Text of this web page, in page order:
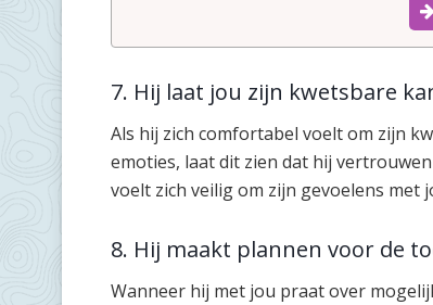
7. Hij laat jou zijn kwetsbare
Als hij zich comfortabel voelt om zijn
emoties, laat dit zien dat hij
voelt zich veilig om zijn gevoelens met
8. Hij maakt plannen voor de
Wanneer hij met jou praat over